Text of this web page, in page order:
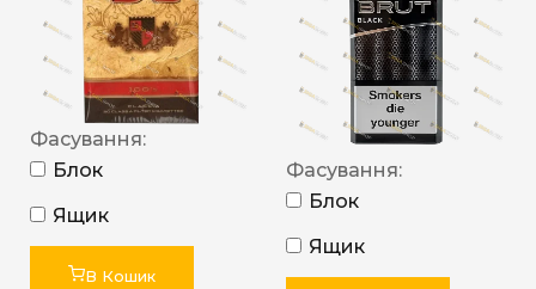
Фасування:
Блок
Ящик
В Кошик
Фасування:
Блок
Ящик